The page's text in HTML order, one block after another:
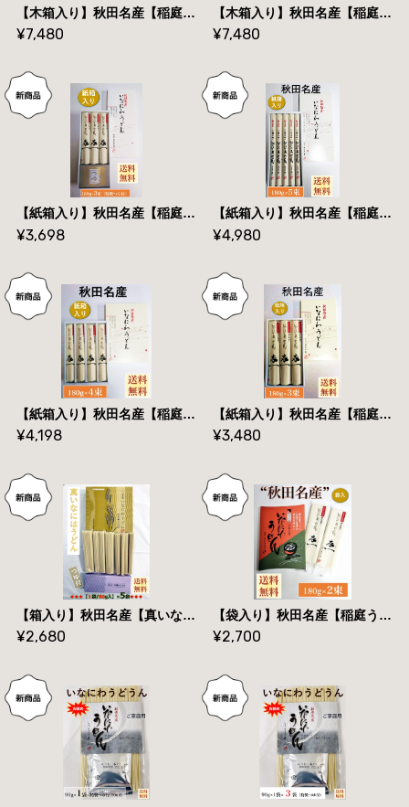
【木箱入り】秋田名産【稲庭うどん】１８０g×９束（長さ：３６㎝）【贈答用】【送料無料】
¥7,480
【木箱入り】秋田名産【稲庭うどん】１８０g×９束（長さ：２５㎝）【贈答用】【送料無料】
¥7,480
【紙箱入り】秋田名産【稲庭うどん】１８０g×３束（特製つゆ付）【送料無料】
¥3,698
【紙箱入り】秋田名産【稲庭うどん】１８０g×５束（長さ：３６㎝）【手作り技法】【送料無料】
¥4,980
【紙箱入り】秋田名産【稲庭うどん】１８０g×４束（長さ：２５㎝）【手作り技法】【送料無料】
¥4,198
【紙箱入り】秋田名産【稲庭うどん】１８０g×３束（長さ：２５㎝）【手作り技法】【送料無料】
¥3,480
【箱入り】秋田名産【真いなにわうどん】８０g×５束（つゆ付×５個）【手作り技法】【送料無料】
¥2,680
【袋入り】秋田名産【稲庭うどん】１８０g×２束【手作り技法】【送料無料】
¥2,700